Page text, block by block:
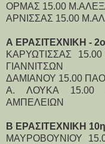
ΟΡΜΑΣ 15.00
ΑΡΝΙΣΣΑΣ 15.00
Α ΕΡΑΣΙΤΕΧΝΙΚΗ -
ΚΑΡΥΩΤΙΣΣΑΣ
ΓΙΑΝΝΙΤΣΩΝ
ΔΑΜΙΑΝΟΥ 15.00
Α. ΛΟΥΚΑ 15.00
ΑΜΠΕΛΕΙΩΝ
Β ΕΡΑΣΙΤΕΧΝΙΚΗ 10η
ΜΑΥΡΟΒΟΥΝΙΟΥ